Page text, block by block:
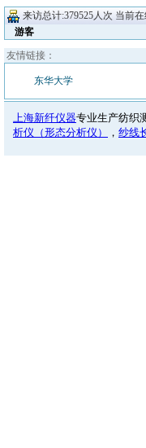
来访总计:379525人次 当前
游客
友情链接：
东华大学